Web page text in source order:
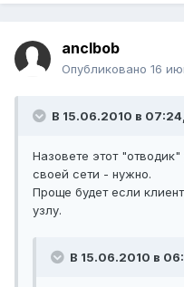
anclbob
Опубликовано 16
В 15.06.2010 в
Назовете этот
своей сети - нужно.
Проще будет если
узлу.
В 15.06.2010 в